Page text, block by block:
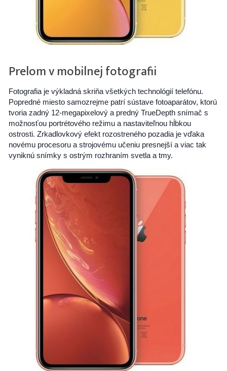
Prelom v mobilnej fotografii
Fotografia je výkladná skriňa všetkých technológií telefónu.
Popredné miesto samozrejme patrí sústave fotoaparátov, ktorú
tvoria zadný 12-megapixelový a predný TrueDepth snímač s
možnosťou portrétového režimu a nastaviteľnou hĺbkou
ostrosti. Zrkadlovkový efekt rozostreného pozadia je vďaka
novému procesoru a strojovému učeniu presnejší a viac tak
vyniknú snímky s ostrým rozhraním svetla a tmy.